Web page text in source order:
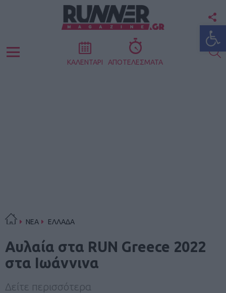
Menu ΚΑΛΕΝΤΑΡΙ ΑΠΟΤΕΛΕΣΜΑΤΑ
ΝΕΑ ΕΛΛΑΔΑ
Αυλαία στα RUN Greece 2022
στα Ιωάννινα
Δείτε περισσότερα